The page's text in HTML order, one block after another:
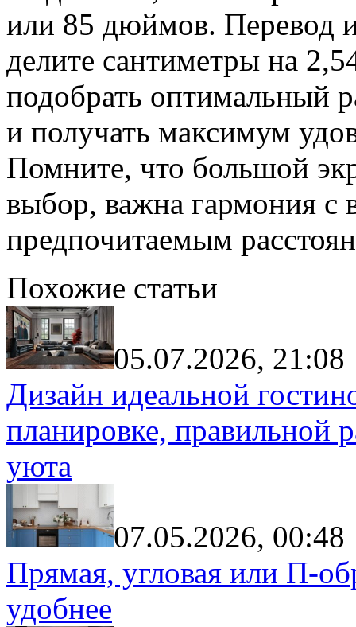
или 85 дюймов. Перевод
делите сантиметры на
подобрать оптимальный
и получать максимум
Помните, что большой
выбор, важна гармония с
предпочитаемым
Похожие статьи
05.07.2026, 21:08
Дизайн идеальной
планировке, правильной
уюта
07.05.2026, 00:48
Прямая, угловая или П-
удобнее